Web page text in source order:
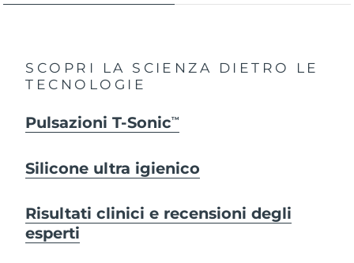
SCOPRI LA SCIENZA DIETRO LE
TECNOLOGIE
Pulsazioni T-SonicTM
Silicone ultra igienico
Risultati clinici e recensioni degli
esperti